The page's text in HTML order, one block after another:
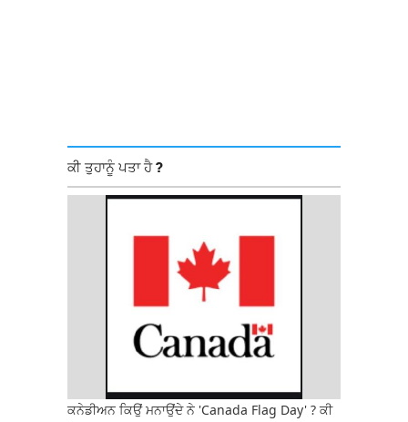
ਕੀ ਤੁਹਾਨੂੰ ਪਤਾ ਹੈ ?
ਕਨੇਡੀਅਨ ਕਿਉਂ ਮਨਾਉਂਦੇ ਨੇ 'Canada Flag Day' ? ਕੀ